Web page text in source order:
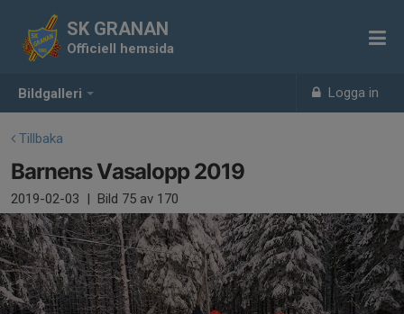
Bildgalleri Logga in
SK GRANAN
Officiell hemsida
Tillbaka
Barnens Vasalopp 2019
2019-02-03 | Bild 75 av 170